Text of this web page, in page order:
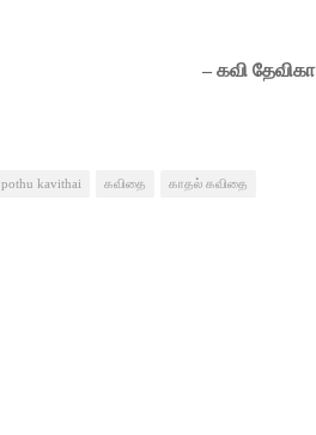
– கவி தேவிகா
pothu kavithai கவிதை காதல் கவிதை